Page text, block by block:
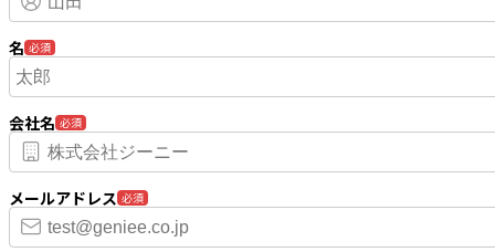
名 必須
会社名 必須
メールアドレス 必須